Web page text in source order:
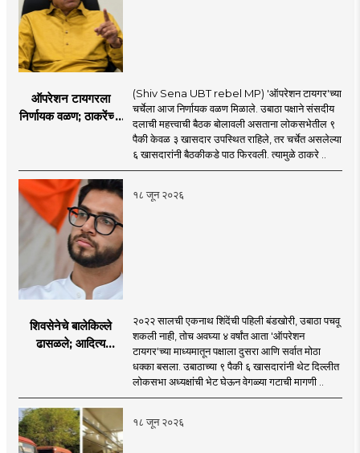
ऑपरेशन टायगरला
निर्णायक वळण; ठाकरेंच्या
विलीन होण्याचा प्रस्ताव?
(Shiv Sena UBT rebel MP) 'ऑपरेशन टायगर'च्या
चर्चेला आज निर्णायक वळण मिळाले. उबाठा पक्षाने संसदीय
दलाची महत्त्वाची बैठक बोलावली असताना लोकसभेतील ९
पैकी केवळ ३ खासदार उपस्थित राहिले, तर चर्चेत असलेल्या
६ खासदारांनी बैठकीकडे पाठ फिरवली. त्यामुळे ठाकरे ..
१८ जून २०२६
शिवसेनेचे बालेकिल्ले
ढासळले; आदित्य
नेमका कुठे चुकला?
२०२२ सालची एकनाथ शिंदेंची पहिली बंडखोरी, उबाठा पचवू
शकली नाही, तोच अवघ्या ४ वर्षांत आता 'ऑपरेशन
टायगर'च्या माध्यमातून पक्षाला दुसरा आणि सर्वात मोठा
धक्का बसला. उबाठाच्या ९ पैकी ६ खासदारांनी थेट दिल्लीत
लोकसभा अध्यक्षांची भेट घेऊन वेगळ्या गटाची मागणी ..
१८ जून २०२६